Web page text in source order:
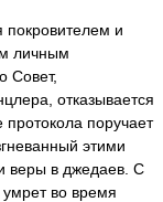
покровителем и
личным
Совет,
отказывается
протокола поручает
этими
веры в джедаев. С
во время